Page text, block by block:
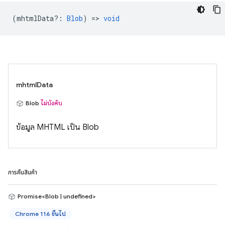
(mhtmlData? : Blob) => void
mhtmlData
Blob ไม่บังคับ
ข้อมูล MHTML เป็น Blob
การคืนสินค้า
Promise<Blob | undefined>
Chrome 116 ขึ้นไป